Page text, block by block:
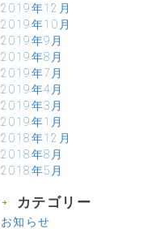
2019年12月
2019年10月
2019年9月
2019年8月
2019年7月
2019年4月
2019年3月
2019年1月
2018年12月
2018年8月
2018年5月
カテゴリー
お知らせ